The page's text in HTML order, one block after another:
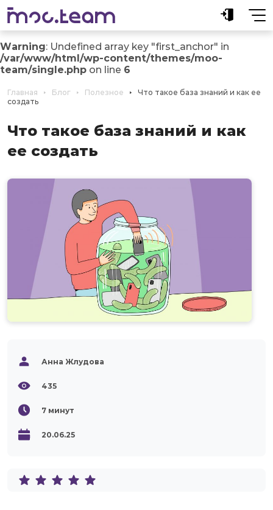
Warning: Undefined array key "first_anchor" in
/var/www/html/wp-content/themes/moo-
team/single.php on line 6
Главная Блог Полезное
Что такое база знаний и как ее
создать
Что такое база знаний и как
ее создать
Анна Жлудова
435
7 минут
20.06.25